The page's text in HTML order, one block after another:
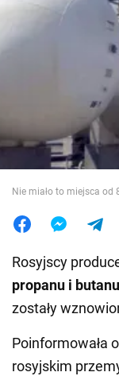
Społeczeństwo
Wojna na
Jedzenie
Nie miało to miejsca od
Rosyjscy
propanu i butanu
zostały
Poinformowała
rosyjskim